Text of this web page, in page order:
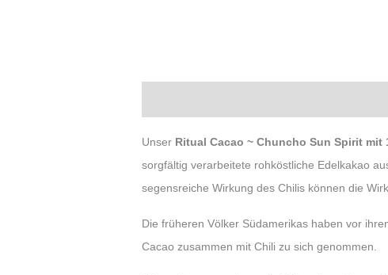
Unser Ritual Cacao ~ Chuncho Sun Spirit mit
sorgfältig verarbeitete rohköstliche Edelkakao
segensreiche Wirkung des Chilis können die
Die früheren Völker Südamerikas haben vor
Cacao zusammen mit Chili zu sich genommen.